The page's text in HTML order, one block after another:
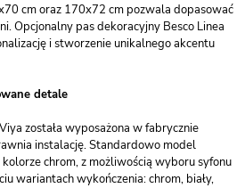
cm oraz 170x72 cm pozwala dopasować
Opcjonalny pas dekoracyjny Besco Linea
i stworzenie unikalnego akcentu
detale
została wyposażona w fabrycznie
instalację. Standardowo model
chrom, z możliwością wyboru syfonu
wariantach wykończenia: chrom, biały,